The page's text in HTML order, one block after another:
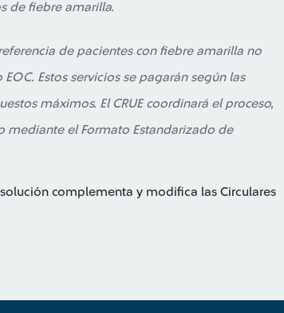
de fiebre amarilla.
de pacientes con fiebre amarilla no
Estos servicios se pagarán según las
máximos. El CRUE coordinará el proceso,
el Formato Estandarizado de
complementa y modifica las Circulares